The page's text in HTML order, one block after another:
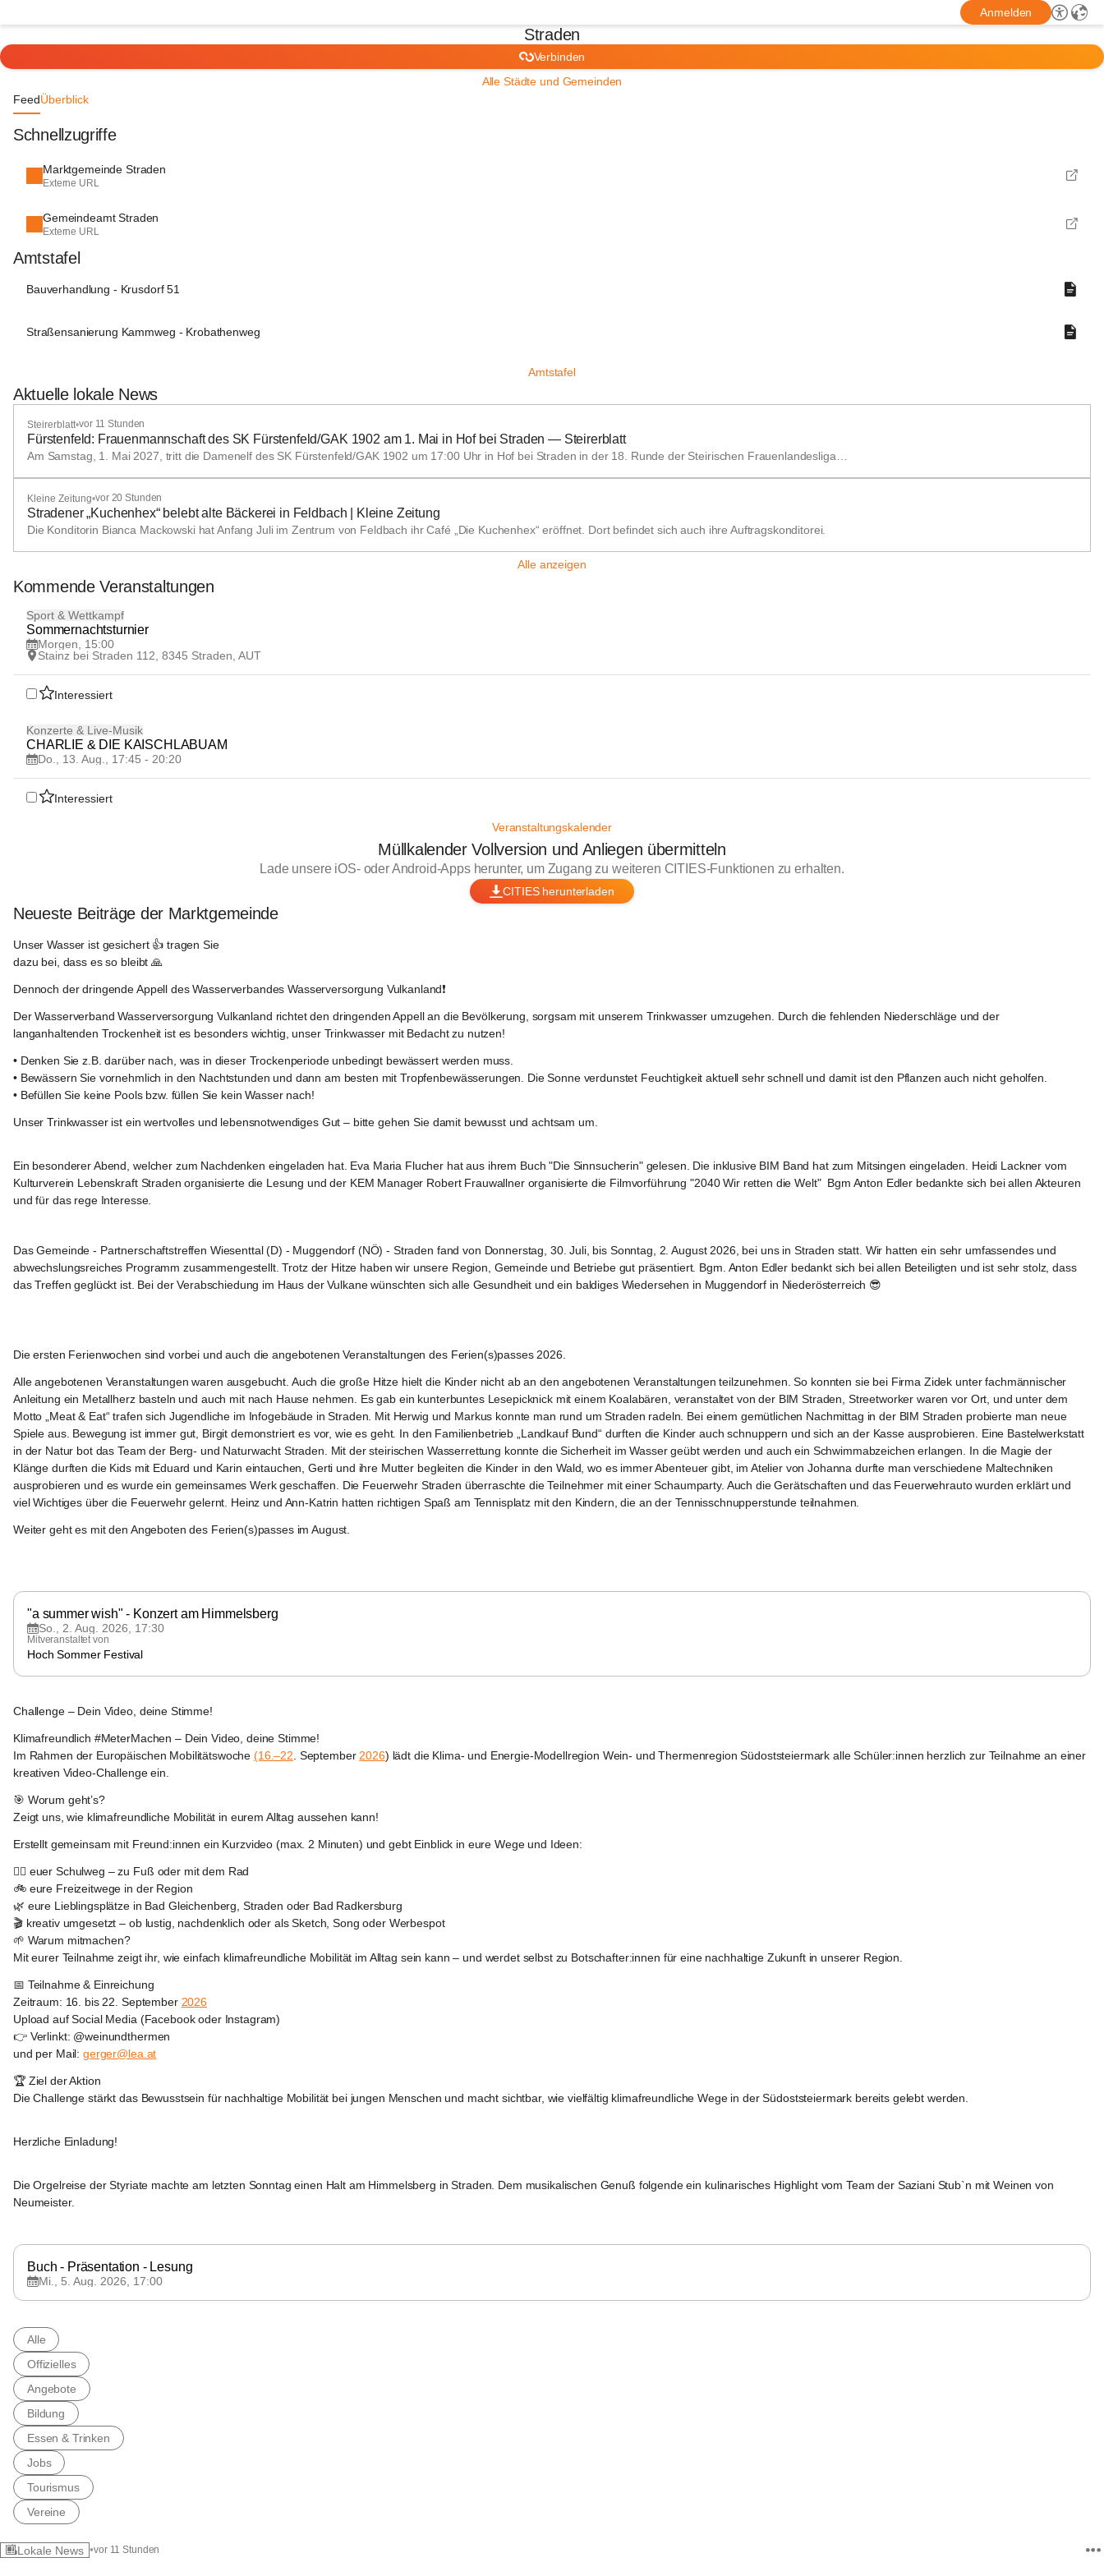
Anmelden
Straden
Verbinden
Alle Städte und Gemeinden
FeedÜberblick
Schnellzugriffe
Marktgemeinde Straden
Externe URL
Gemeindeamt Straden
Externe URL
Amtstafel
Bauverhandlung - Krusdorf 51
Straßensanierung Kammweg - Krobathenweg
Amtstafel
Aktuelle lokale News
Steirerblatt•vor 11 Stunden
Fürstenfeld: Frauenmannschaft des SK Fürstenfeld/GAK 1902 am 1. Mai in Hof bei Straden — Steirerblatt
Am Samstag, 1. Mai 2027, tritt die Damenelf des SK Fürstenfeld/GAK 1902 um 17:00 Uhr in Hof bei Straden in der 18. Runde der Steirischen Frauenlandesliga…
Kleine Zeitung•vor 20 Stunden
Stradener „Kuchenhex“ belebt alte Bäckerei in Feldbach | Kleine Zeitung
Die Konditorin Bianca Mackowski hat Anfang Juli im Zentrum von Feldbach ihr Café „Die Kuchenhex“ eröffnet. Dort befindet sich auch ihre Auftragskonditorei.
Alle anzeigen
Kommende Veranstaltungen
7
AUG
Sport & Wettkampf
Sommernachtsturnier
Morgen, 15:00
Stainz bei Straden 112, 8345 Straden, AUT
Interessiert
13
AUG
Konzerte & Live-Musik
CHARLIE & DIE KAISCHLABUAM
Do., 13. Aug., 17:45 - 20:20
Interessiert
Veranstaltungskalender
Müllkalender Vollversion und Anliegen übermitteln
Lade unsere iOS- oder Android-Apps herunter, um Zugang zu weiteren CITIES-Funktionen zu erhalten.
CITIES herunterladen
Neueste Beiträge der Marktgemeinde
Straden
Unser Wasser ist gesichert 👍 tragen Sie
dazu bei, dass es so bleibt 🙏
Dennoch der dringende Appell des Wasserverbandes Wasserversorgung Vulkanland❗
Der Wasserverband Wasserversorgung Vulkanland richtet den dringenden Appell an die Bevölkerung, sorgsam mit unserem Trinkwasser umzugehen. Durch die fehlenden Niederschläge und der
langanhaltenden Trockenheit ist es besonders wichtig, unser Trinkwasser mit Bedacht zu nutzen!
• Denken Sie z.B. darüber nach, was in dieser Trockenperiode unbedingt bewässert werden muss.
• Bewässern Sie vornehmlich in den Nachtstunden und dann am besten mit Tropfenbewässerungen. Die Sonne verdunstet Feuchtigkeit aktuell sehr schnell und damit ist den Pflanzen auch nicht geholfen.
• Befüllen Sie keine Pools bzw. füllen Sie kein Wasser nach!
Unser Trinkwasser ist ein wertvolles und lebensnotwendiges Gut – bitte gehen Sie damit bewusst und achtsam um.
Straden
Ein besonderer Abend, welcher zum Nachdenken eingeladen hat. Eva Maria Flucher hat aus ihrem Buch "Die Sinnsucherin" gelesen. Die inklusive BIM Band hat zum Mitsingen eingeladen. Heidi Lackner vom
Kulturverein Lebenskraft Straden organisierte die Lesung und der KEM Manager Robert Frauwallner organisierte die Filmvorführung "2040 Wir retten die Welt"  Bgm Anton Edler bedankte sich bei allen Akteuren
und für das rege Interesse.
Straden
Das Gemeinde - Partnerschaftstreffen Wiesenttal (D) - Muggendorf (NÖ) - Straden fand von Donnerstag, 30. Juli, bis Sonntag, 2. August 2026, bei uns in Straden statt. Wir hatten ein sehr umfassendes und
abwechslungsreiches Programm zusammengestellt. Trotz der Hitze haben wir unsere Region, Gemeinde und Betriebe gut präsentiert. Bgm. Anton Edler bedankt sich bei allen Beteiligten und ist sehr stolz, dass
das Treffen geglückt ist. Bei der Verabschiedung im Haus der Vulkane wünschten sich alle Gesundheit und ein baldiges Wiedersehen in Muggendorf in Niederösterreich 😎
Straden
Die ersten Ferienwochen sind vorbei und auch die angebotenen Veranstaltungen des Ferien(s)passes 2026.
Alle angebotenen Veranstaltungen waren ausgebucht. Auch die große Hitze hielt die Kinder nicht ab an den angebotenen Veranstaltungen teilzunehmen. So konnten sie bei Firma Zidek unter fachmännischer
Anleitung ein Metallherz basteln und auch mit nach Hause nehmen. Es gab ein kunterbuntes Lesepicknick mit einem Koalabären, veranstaltet von der BIM Straden, Streetworker waren vor Ort, und unter dem
Motto „Meat & Eat“ trafen sich Jugendliche im Infogebäude in Straden. Mit Herwig und Markus konnte man rund um Straden radeln. Bei einem gemütlichen Nachmittag in der BIM Straden probierte man neue
Spiele aus. Bewegung ist immer gut, Birgit demonstriert es vor, wie es geht. In den Familienbetrieb „Landkauf Bund“ durften die Kinder auch schnuppern und sich an der Kasse ausprobieren. Eine Bastelwerkstatt
in der Natur bot das Team der Berg- und Naturwacht Straden. Mit der steirischen Wasserrettung konnte die Sicherheit im Wasser geübt werden und auch ein Schwimmabzeichen erlangen. In die Magie der
Klänge durften die Kids mit Eduard und Karin eintauchen, Gerti und ihre Mutter begleiten die Kinder in den Wald, wo es immer Abenteuer gibt, im Atelier von Johanna durfte man verschiedene Maltechniken
ausprobieren und es wurde ein gemeinsames Werk geschaffen. Die Feuerwehr Straden überraschte die Teilnehmer mit einer Schaumparty. Auch die Gerätschaften und das Feuerwehrauto wurden erklärt und
viel Wichtiges über die Feuerwehr gelernt. Heinz und Ann-Katrin hatten richtigen Spaß am Tennisplatz mit den Kindern, die an der Tennisschnupperstunde teilnahmen.
Weiter geht es mit den Angeboten des Ferien(s)passes im August.
Straden
"a summer wish" - Konzert am Himmelsberg
So., 2. Aug. 2026, 17:30
Mitveranstaltet von
Hoch Sommer Festival
Straden
Challenge – Dein Video, deine Stimme!
Klimafreundlich #MeterMachen – Dein Video, deine Stimme!
Im Rahmen der Europäischen Mobilitätswoche (16.–22 . September 2026) lädt die Klima- und Energie-Modellregion Wein- und Thermenregion Südoststeiermark alle Schüler:innen herzlich zur Teilnahme an einer
kreativen Video-Challenge ein.
🎯 Worum geht’s?
Zeigt uns, wie klimafreundliche Mobilität in eurem Alltag aussehen kann!
Erstellt gemeinsam mit Freund:innen ein Kurzvideo (max. 2 Minuten) und gebt Einblick in eure Wege und Ideen:
🚶‍♀️ euer Schulweg – zu Fuß oder mit dem Rad
🚲 eure Freizeitwege in der Region
🌿 eure Lieblingsplätze in Bad Gleichenberg, Straden oder Bad Radkersburg
🎬 kreativ umgesetzt – ob lustig, nachdenklich oder als Sketch, Song oder Werbespot
🌱 Warum mitmachen?
Mit eurer Teilnahme zeigt ihr, wie einfach klimafreundliche Mobilität im Alltag sein kann – und werdet selbst zu Botschafter:innen für eine nachhaltige Zukunft in unserer Region.
📅 Teilnahme & Einreichung
Zeitraum: 16. bis 22. September 2026
Upload auf Social Media (Facebook oder Instagram)
👉 Verlinkt: @weinundthermen
und per Mail: gerger@lea.at
🏆 Ziel der Aktion
Die Challenge stärkt das Bewusstsein für nachhaltige Mobilität bei jungen Menschen und macht sichtbar, wie vielfältig klimafreundliche Wege in der Südoststeiermark bereits gelebt werden.
Straden
Herzliche Einladung!
Straden
Straden
Die Orgelreise der Styriate machte am letzten Sonntag einen Halt am Himmelsberg in Straden. Dem musikalischen Genuß folgende ein kulinarisches Highlight vom Team der Saziani Stub`n mit Weinen von
Neumeister.
Straden
Mi., 5. Aug. 2026, 17:00
Alle
Offizielles
Angebote
Bildung
Essen & Trinken
Jobs
Tourismus
Vereine
Lokale News •vor 11 Stunden